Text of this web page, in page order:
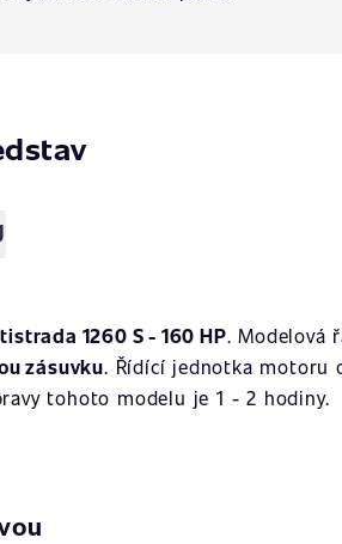
1260 S - 160 HP. Modelová
zásuvku. Řídící jednotka motoru
tohoto modelu je 1 - 2 hodiny.